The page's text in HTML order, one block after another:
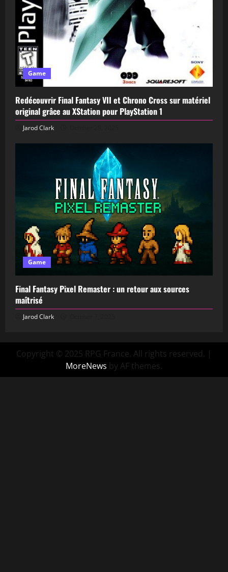
Game
Redécouvrir Final Fantasy VII et Chrono Cross sur matériel
original grâce au XStation pour PlayStation 1
Jarod Clark
Game
Final Fantasy Pixel Remaster : un retour aux sources
maîtrisé
Jarod Clark
Copyright © 2025 RPG France. All rights reserved. |
MoreNews by AF themes.